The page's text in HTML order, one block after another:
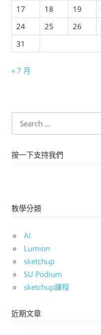
17
18 19
24
25 26
31
« 7 月
按一下支持我們
教學分類
AI
Lumion
sketchup
SU Podium
sketchup課程
近期文章